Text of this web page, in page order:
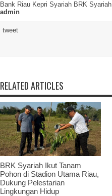
Bank Riau Kepri Syariah BRK Syariah
admin
tweet
RELATED ARTICLES
BRK Syariah Ikut Tanam
Pohon di Stadion Utama Riau,
Dukung Pelestarian
Lingkungan Hidup